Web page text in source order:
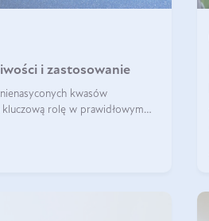
i zastosowanie
kwasów
rolę w prawidłowym